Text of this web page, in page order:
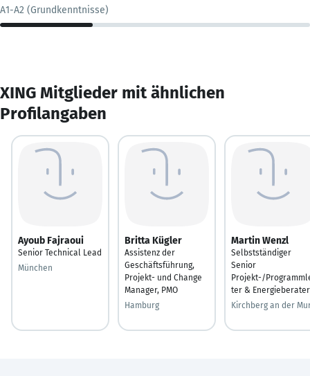
A1-A2 (Grundkenntnisse)
XING Mitglieder mit ähnlichen
Profilangaben
Ayoub Fajraoui
Senior Technical Lead
München
Britta Kügler
Assistenz der
Geschäftsführung,
Projekt- und Change
Manager, PMO
Hamburg
Martin Wenzl
Selbstständiger
Senior
Projekt-/
ter & Energieberater
Kirchberg an der